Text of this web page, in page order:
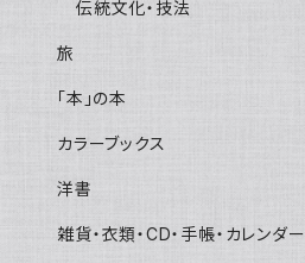
伝統文化・技法
旅
「本」の本
カラーブックス
洋書
雑貨・衣類・CD・手帳・カレンダー